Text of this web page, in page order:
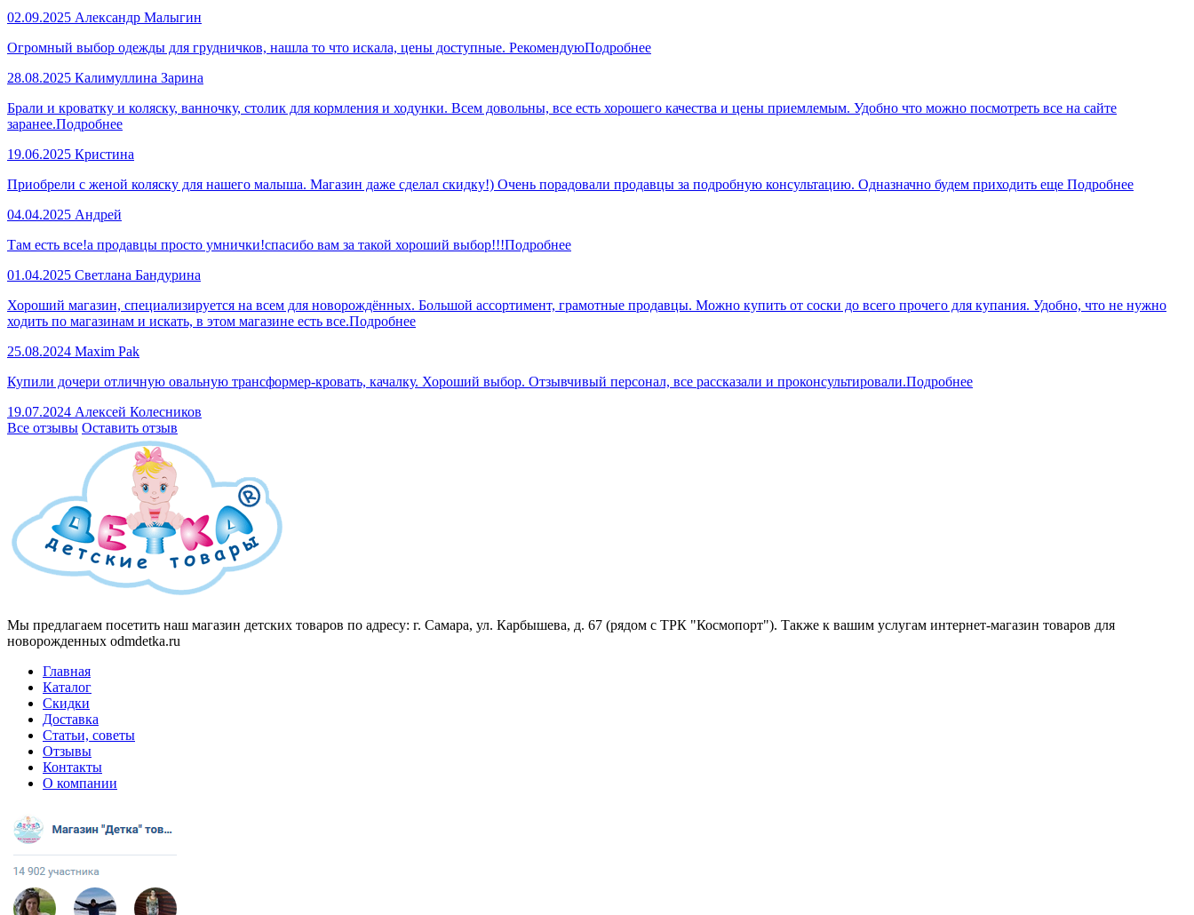
02.09.2025 Александр Малыгин
Огромный выбор одежды для грудничков, нашла то что искала, цены доступные. РекомендуюПодробнее
28.08.2025 Калимуллина Зарина
Брали и кроватку и коляску, ванночку, столик для кормления и ходунки. Всем довольны, все есть хорошего качества и цены приемлемым. Удобно что можно посмотреть все на сайте
заранее.Подробнее
19.06.2025 Кристина
Приобрели с женой коляску для нашего малыша. Магазин даже сделал скидку!) Очень порадовали продавцы за подробную консультацию. Одназначно будем приходить еще Подробнее
04.04.2025 Андрей
Там есть все!а продавцы просто умнички!спасибо вам за такой хороший выбор!!!Подробнее
01.04.2025 Светлана Бандурина
Хороший магазин, специализируется на всем для новорождённых. Большой ассортимент, грамотные продавцы. Можно купить от соски до всего прочего для купания. Удобно, что не нужно
ходить по магазинам и искать, в этом магазине есть все.Подробнее
25.08.2024 Maxim Pak
Купили дочери отличную овальную трансформер-кровать, качалку. Хороший выбор. Отзывчивый персонал, все рассказали и проконсультировали.Подробнее
19.07.2024 Алексей Колесников
Все отзывы Оставить отзыв
Мы предлагаем посетить наш магазин детских товаров по адресу: г. Самара, ул. Карбышева, д. 67 (рядом с ТРК "Космопорт"). Также к вашим услугам интернет-магазин товаров для
новорожденных odmdetka.ru
Главная
Каталог
Скидки
Доставка
Статьи, советы
Отзывы
Контакты
О компании